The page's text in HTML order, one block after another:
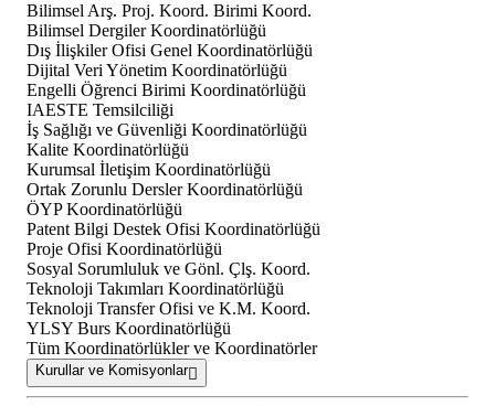
Bilimsel Arş. Proj. Koord. Birimi Koord.
Bilimsel Dergiler Koordinatörlüğü
Dış İlişkiler Ofisi Genel Koordinatörlüğü
Dijital Veri Yönetim Koordinatörlüğü
Engelli Öğrenci Birimi Koordinatörlüğü
IAESTE Temsilciliği
İş Sağlığı ve Güvenliği Koordinatörlüğü
Kalite Koordinatörlüğü
Kurumsal İletişim Koordinatörlüğü
Ortak Zorunlu Dersler Koordinatörlüğü
ÖYP Koordinatörlüğü
Patent Bilgi Destek Ofisi Koordinatörlüğü
Proje Ofisi Koordinatörlüğü
Sosyal Sorumluluk ve Gönl. Çlş. Koord.
Teknoloji Takımları Koordinatörlüğü
Teknoloji Transfer Ofisi ve K.M. Koord.
YLSY Burs Koordinatörlüğü
Tüm Koordinatörlükler ve Koordinatörler
Kurullar ve Komisyonlar